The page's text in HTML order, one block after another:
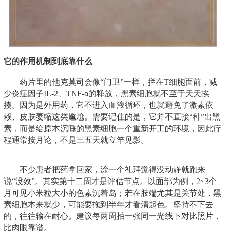
它的作用机制到底靠什么
药片里的他克莫司会像“门卫”一样，拦在T细胞面前，减
少炎症因子IL-2、TNF-α的释放，黑素细胞就不至于天天挨
揍。因为是外用药，它不进入血液循环，也就避免了激素依
赖、皮肤萎缩这类尴尬。需要记住的是，它并不直接“种”出黑
素，而是给原本沉睡的黑素细胞一个重新开工的环境，因此疗
程通常按月论，不是三五天就立竿见影。
不少患者把药拿回家，涂一个礼拜觉得没动静就跑来
说“没效”。其实第十二周才是评估节点。以面部为例，2~3个
月可见小米粒大小的色素沉着岛；若在肢端尤其是关节处，黑
素细胞本来就少，可能要拖到半年才看清起色。坚持不下去
的，往往输在耐心。建议每两周拍一张同一光线下对比照片，
比肉眼靠谱。